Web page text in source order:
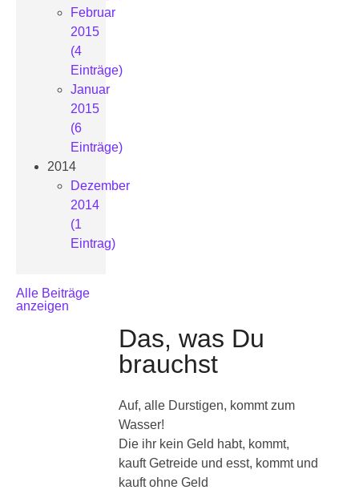
Februar
2015
(4
Einträge)
Januar
2015
(6
Einträge)
2014
Dezember
2014
(1
Eintrag)
Alle Beiträge
anzeigen
Das, was Du
brauchst
Auf, alle Durstigen, kommt zum
Wasser!
Die ihr kein Geld habt, kommt,
kauft Getreide und esst, kommt und
kauft ohne Geld